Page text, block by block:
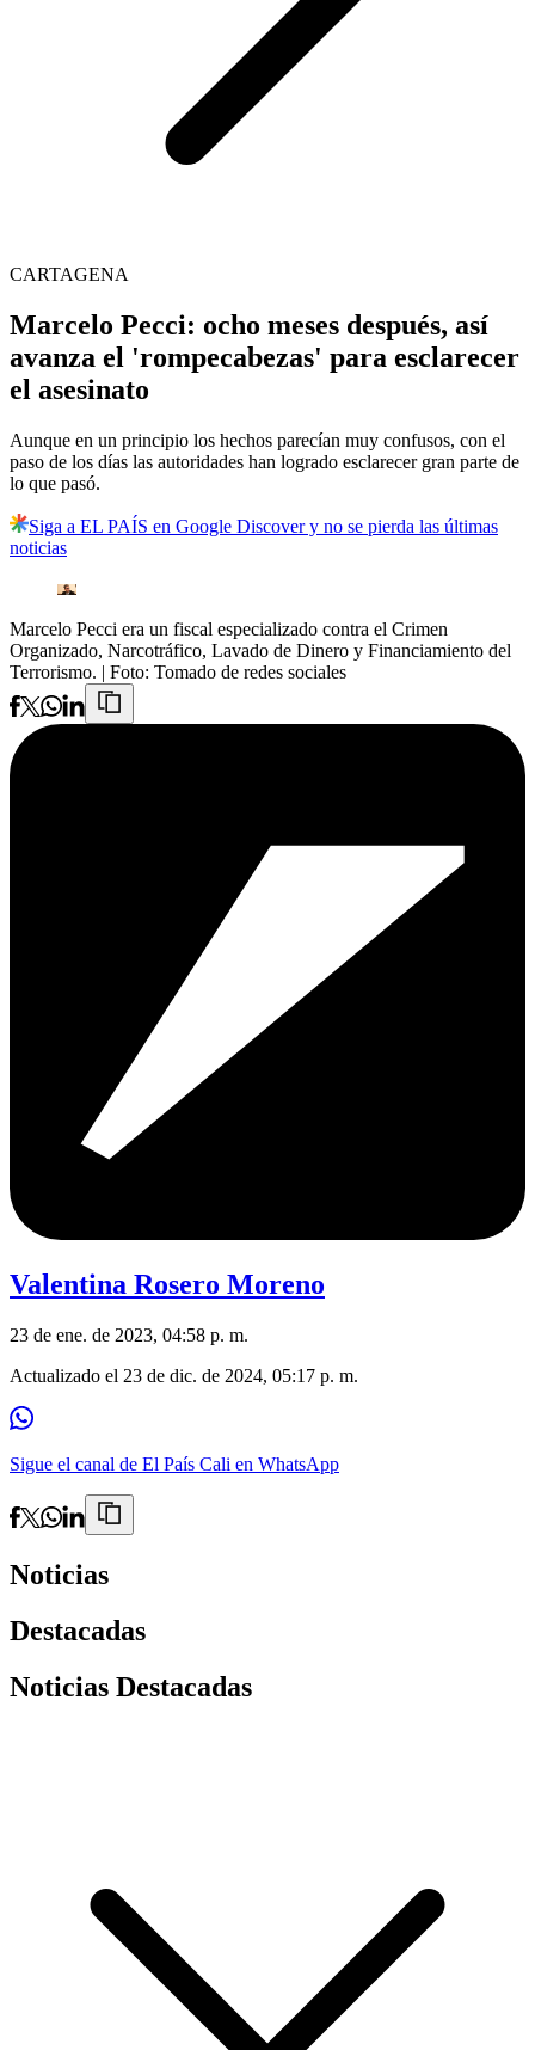
CARTAGENA
Marcelo Pecci: ocho meses después, así
avanza el 'rompecabezas' para esclarecer
el asesinato
Aunque en un principio los hechos parecían muy confusos, con el
paso de los días las autoridades han logrado esclarecer gran parte de
lo que pasó.
Siga a EL PAÍS en Google Discover y no se pierda las últimas
noticias
Marcelo Pecci era un fiscal especializado contra el Crimen
Organizado, Narcotráfico, Lavado de Dinero y Financiamiento del
Terrorismo. | Foto: Tomado de redes sociales
Valentina Rosero Moreno
23 de ene. de 2023, 04:58 p. m.
Actualizado el 23 de dic. de 2024, 05:17 p. m.
Sigue el canal de El País Cali en WhatsApp
Noticias
Destacadas
Noticias Destacadas